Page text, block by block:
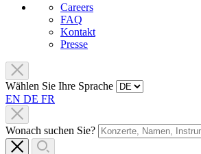
Careers
FAQ
Kontakt
Presse
Wählen Sie Ihre Sprache
EN DE FR
Wonach suchen Sie?